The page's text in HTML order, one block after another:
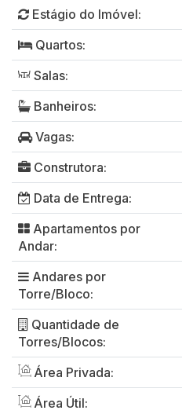
Estágio do Imóvel:
Quartos:
Salas:
Banheiros:
Vagas:
Construtora:
Data de Entrega:
Apartamentos por
Andar:
Andares por
Torre/Bloco:
Quantidade de
Torres/Blocos:
Área Privada:
Área Útil: